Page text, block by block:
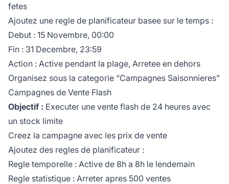
fetes
Ajoutez une regle de planificateur basee sur le temps :
Debut : 15 Novembre, 00:00
Fin : 31 Decembre, 23:59
Action : Active pendant la plage, Arretee en dehors
Organisez sous la categorie “Campagnes Saisonnieres”
Campagnes de Vente Flash
Objectif : Executer une vente flash de 24 heures avec
un stock limite
Creez la campagne avec les prix de vente
Ajoutez des regles de planificateur :
Regle temporelle : Active de 8h a 8h le lendemain
Regle statistique : Arreter apres 500 ventes